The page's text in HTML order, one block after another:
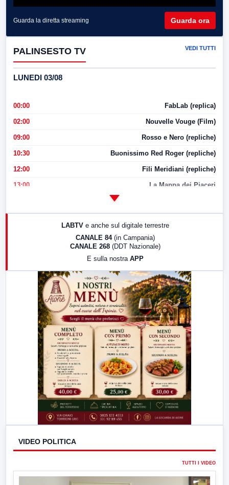
Guarda la diretta streaming Guarda ora
PALINSESTO TV VEDI TUTTI
LUNEDI 03/08
00:00 FabLab (replica)
02:00 Nouvelle Vouge (Film)
09:00 Rosso e Nero (repliche)
10:30 Buonissimo Red Roger (repliche)
12:00 Fili Meridiani (repliche)
13:00 La Mappa dei Piaceri
LabNews (replica)
LABTV e anche sul digitale terrestre
CANALE 84 (in Campania)
CANALE 268 (DDT Nazionale)
E sulla nostra APP
VIDEO POLITICA
TUTTI I VIDEO